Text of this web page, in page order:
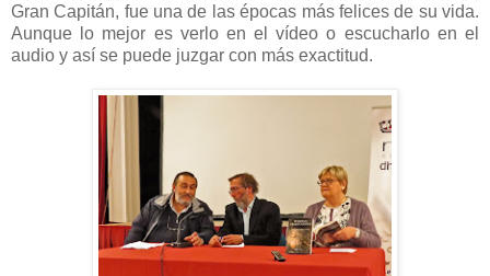
Gran Capitán, fue una de las épocas más felices de su vida.
Aunque lo mejor es verlo en el vídeo o escucharlo en el
audio y así se puede juzgar con más exactitud.